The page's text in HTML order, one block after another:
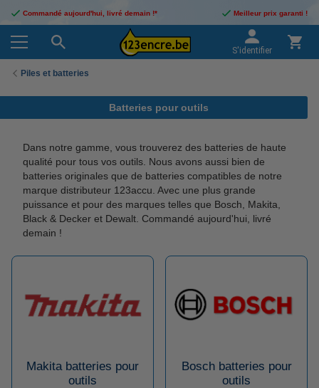
Commandé aujourd'hui, livré demain !* Meilleur prix garanti !
S'identifier
Piles et batteries
Batteries pour outils
Dans notre gamme, vous trouverez des batteries de haute
qualité pour tous vos outils. Nous avons aussi bien de
batteries originales que de batteries compatibles de notre
marque distributeur 123accu. Avec une plus grande
puissance et pour des marques telles que Bosch, Makita,
Black & Decker et Dewalt. Commandé aujourd'hui, livré
demain !
Makita batteries pour
outils
Bosch batteries pour
outils